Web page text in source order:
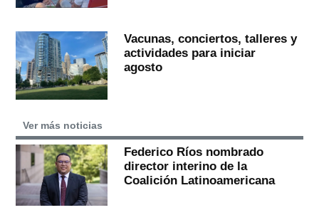
Vacunas, conciertos, talleres y
actividades para iniciar
agosto
Ver más noticias
Federico Ríos nombrado
director interino de la
Coalición Latinoamericana